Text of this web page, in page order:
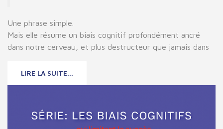
Une phrase simple.
Mais elle résume un biais cognitif profondément ancré
dans notre cerveau, et plus destructeur que jamais dans
LIRE LA SUITE...